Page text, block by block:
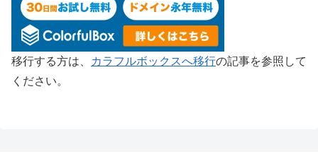
移行する方は、 カラフルボックスへ移行の記事を参照して
ください。